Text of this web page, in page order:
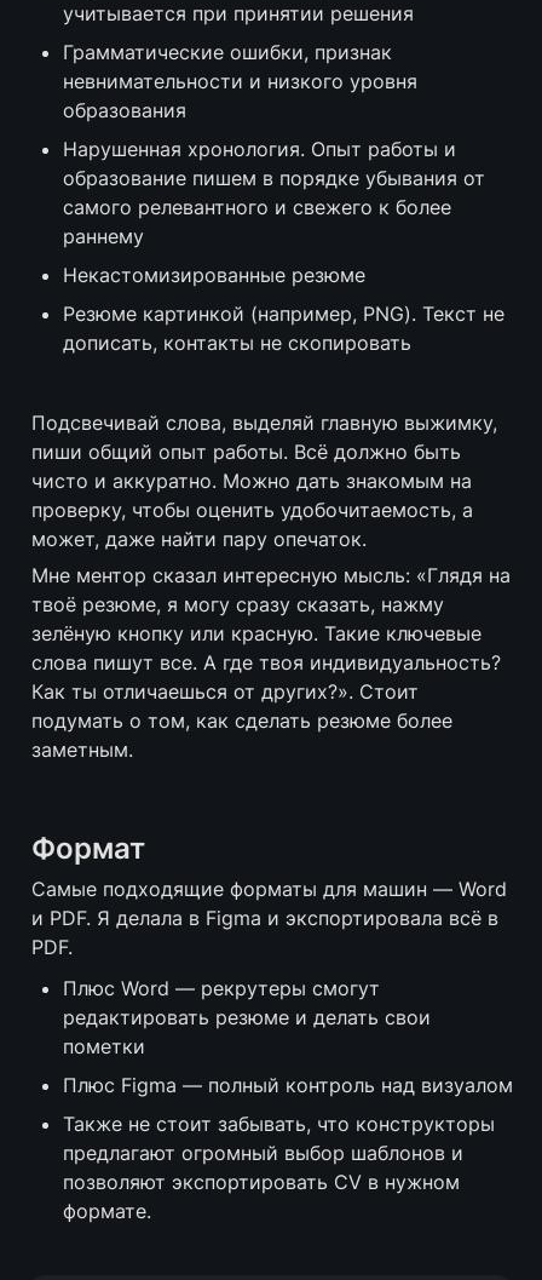
учитывается при принятии решения
Грамматические ошибки, признак
невнимательности и низкого уровня
образования
Нарушенная хронология. Опыт работы и
образование пишем в порядке убывания от
самого релевантного и свежего к более
раннему
Некастомизированные резюме
Резюме картинкой (например, PNG). Текст не
дописать, контакты не скопировать
Подсвечивай слова, выделяй главную выжимку,
пиши общий опыт работы. Всё должно быть
чисто и аккуратно. Можно дать знакомым на
проверку, чтобы оценить удобочитаемость, а
может, даже найти пару опечаток.
Мне ментор сказал интересную мысль: «Глядя на
твоё резюме, я могу сразу сказать, нажму
зелёную кнопку или красную. Такие ключевые
слова пишут все. А где твоя индивидуальность?
Как ты отличаешься от других?». Стоит
подумать о том, как сделать резюме более
заметным.
Формат
Самые подходящие форматы для машин — Word
и PDF. Я делала в Figma и экспортировала всё в
PDF.
Плюс Word — рекрутеры смогут
редактировать резюме и делать свои
пометки
Плюс Figma — полный контроль над визуалом
Также не стоит забывать, что конструкторы
предлагают огромный выбор шаблонов и
позволяют экспортировать CV в нужном
формате.